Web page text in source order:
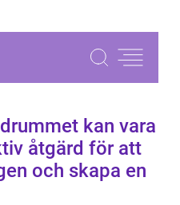
kan vara
åtgärd för att
och skapa en